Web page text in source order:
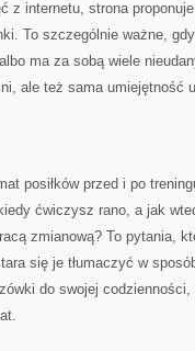
z internetu, strona
To szczególnie ważne,
ma za sobą wiele
ale też sama umiejętność
posiłków przed i po
ćwiczysz rano, a jak
zmianową? To pytania,
się je tłumaczyć w
do swojej